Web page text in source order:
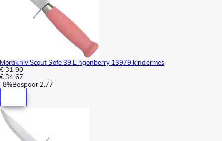
Morakniv Scout Safe 39 Lingonberry 13979 kindermes
€ 31,90
€ 34,67
-8%Bespaar 2,77